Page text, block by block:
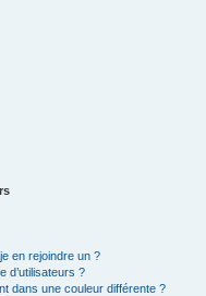
en rejoindre un ?
d’utilisateurs ?
dans une couleur différente ?